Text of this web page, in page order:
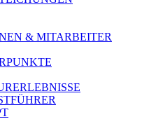
& MITARBEITER